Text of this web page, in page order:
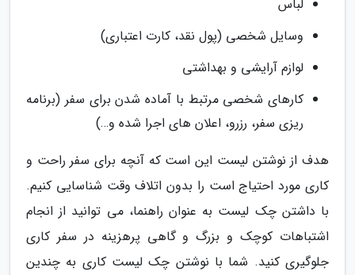
لباس
وسایل شخصی (پول نقد، کارت اعتباری)
لوازم آرایشی و بهداشتی
کارهای شخصی مرتبط با آماده شدن برای سفر (برنامه
ریزی سفر، رزرو، اعلان های اجرا شده و…)
هدف از نوشتن لیست این است که آنچه برای سفر راحت و
کاری مورد احتیاج است را بدون اتلاف وقت شناسایی کنیم.
با داشتن چک لیست به عنوان راهنما، می توانید از انجام
اشتباهات کوچک و بزرگ و گاهی پرهزینه در سفر کاری
جلوگیری کنید. شما با نوشتن چک لیست کاری به چندین